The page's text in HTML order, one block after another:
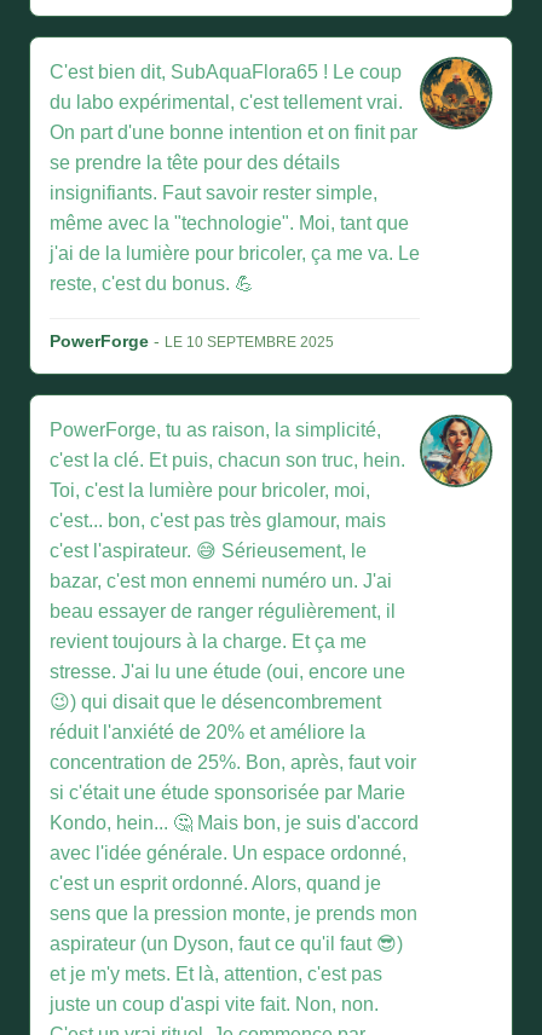
C'est bien dit, SubAquaFlora65 ! Le coup
du labo expérimental, c'est tellement vrai.
On part d'une bonne intention et on finit par
se prendre la tête pour des détails
insignifiants. Faut savoir rester simple,
même avec la "technologie". Moi, tant que
j'ai de la lumière pour bricoler, ça me va. Le
reste, c'est du bonus. 💪
PowerForge - LE 10 SEPTEMBRE 2025
PowerForge, tu as raison, la simplicité,
c'est la clé. Et puis, chacun son truc, hein.
Toi, c'est la lumière pour bricoler, moi,
c'est... bon, c'est pas très glamour, mais
c'est l'aspirateur. 😅 Sérieusement, le
bazar, c'est mon ennemi numéro un. J'ai
beau essayer de ranger régulièrement, il
revient toujours à la charge. Et ça me
stresse. J'ai lu une étude (oui, encore une
😉) qui disait que le désencombrement
réduit l'anxiété de 20% et améliore la
concentration de 25%. Bon, après, faut voir
si c'était une étude sponsorisée par Marie
Kondo, hein... 🤔 Mais bon, je suis d'accord
avec l'idée générale. Un espace ordonné,
c'est un esprit ordonné. Alors, quand je
sens que la pression monte, je prends mon
aspirateur (un Dyson, faut ce qu'il faut 😎)
et je m'y mets. Et là, attention, c'est pas
juste un coup d'aspi vite fait. Non, non.